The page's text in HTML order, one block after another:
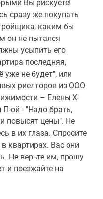
Вы рискуете!
сразу же покупать
каким бы
он не пытался
усыпить его
последняя,
уже не будет", или
риелторов из ООО
– Елены Х-
ой - "Надо брать,
повысят цены". Не
в их глаза. Спросите
квартирах. Вас они
Не верьте им, прошу
и поезжайте на